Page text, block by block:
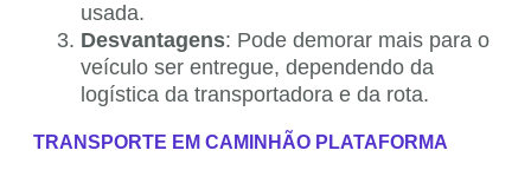
usada.
Desvantagens: Pode demorar mais para o
veículo ser entregue, dependendo da
logística da transportadora e da rota.
TRANSPORTE EM CAMINHÃO PLATAFORMA